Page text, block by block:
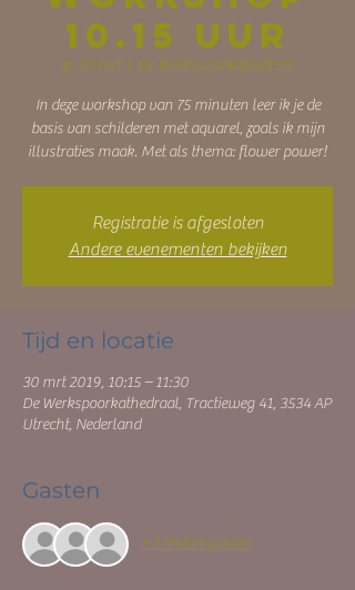
10.15 uur
za 30 mrt
  |
De Werkspoorkathedraal
In deze workshop van 75 minuten leer ik je de
basis van schilderen met aquarel, zoals ik mijn
illustraties maak. Met als thema: flower power!
Registratie is afgesloten
Andere evenementen bekijken
Tijd en locatie
30 mrt 2019, 10:15 – 11:30
De Werkspoorkathedraal, Tractieweg 41, 3534 AP
Utrecht, Nederland
Gasten
+2 andere gasten